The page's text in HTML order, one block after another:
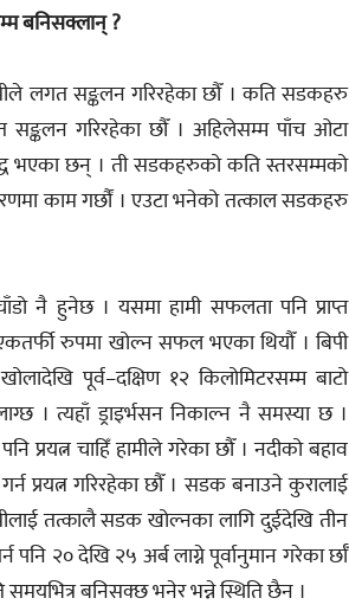
बनिसक्लान् ?
लगत सङ्कलन गरिरहेका छौँ । कति सडकहरु
गरिरहेका छौँ । अहिलेसम्म पाँच ओटा
छन् । ती सडकहरुको कति स्तरसम्मको
काम गर्छौं । एउटा भनेको तत्काल सडकहरु
नै हुनेछ । यसमा हामी सफलता पनि प्राप्त
रुपमा खोल्न सफल भएका थियौँ । बिपी
पूर्व–दक्षिण १२ किलोमिटरसम्म बाटो
। त्यहाँ ड्राइर्भसन निकाल्न नै समस्या छ ।
प्रयत्न चाहिँ हामीले गरेका छौँ । नदीको बहाव
प्रयत्न गरिरहेका छौँ । सडक बनाउने कुरालाई
तत्कालै सडक खोल्नका लागि दुईदेखि तीन
२० देखि २५ अर्ब लाग्ने पूर्वानुमान गरेका र्छाँ
समयभित्र बनिसक्छ भनेर भन्ने स्थिति छैन ।